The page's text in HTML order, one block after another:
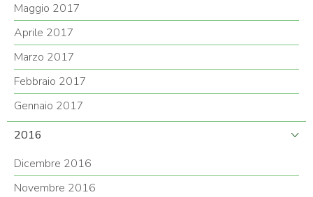
Maggio 2017
Aprile 2017
Marzo 2017
Febbraio 2017
Gennaio 2017
2016
Dicembre 2016
Novembre 2016